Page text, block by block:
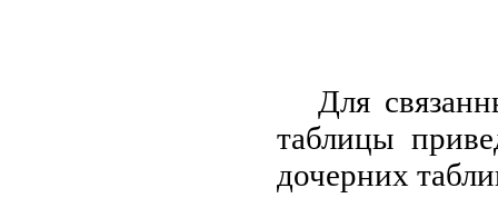
Для
таблицы
дочерних